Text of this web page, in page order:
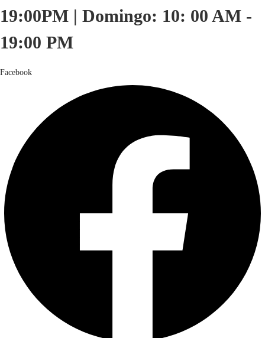
19:00PM | Domingo: 10: 00 AM -
19:00 PM
Facebook